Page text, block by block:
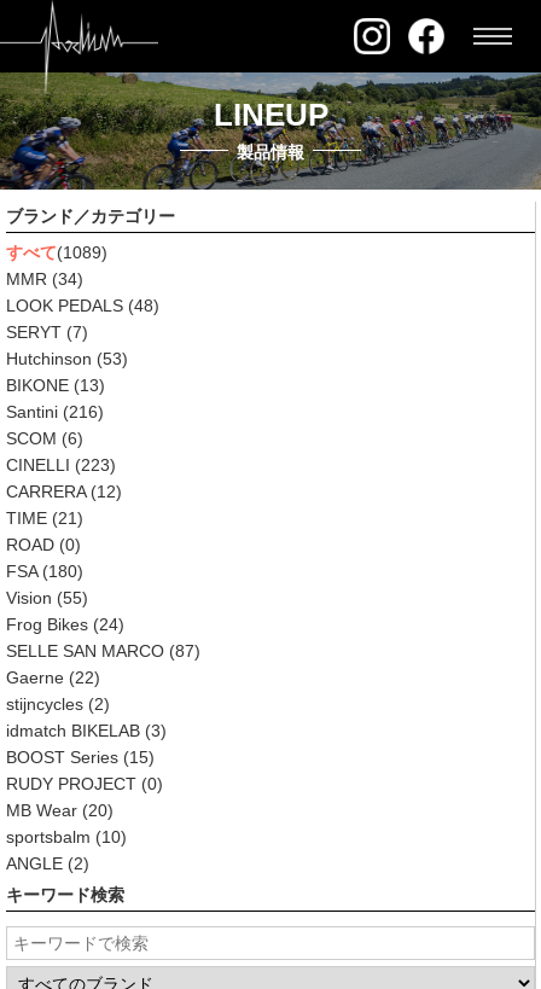
LINEUP
製品情報
ブランド／カテゴリー
すべて(1089)
MMR (34)
LOOK PEDALS (48)
SERYT (7)
Hutchinson (53)
BIKONE (13)
Santini (216)
SCOM (6)
CINELLI (223)
CARRERA(12)
TIME (21)
ROAD (0)
FSA(180)
Vision (55)
Frog Bikes (24)
SELLE SAN MARCO (87)
Gaerne (22)
stijncycles (2)
idmatch BIKELAB (3)
BOOST Series (15)
RUDY PROJECT (0)
MB Wear (20)
sportsbalm (10)
ANGLE (2)
キーワード検索